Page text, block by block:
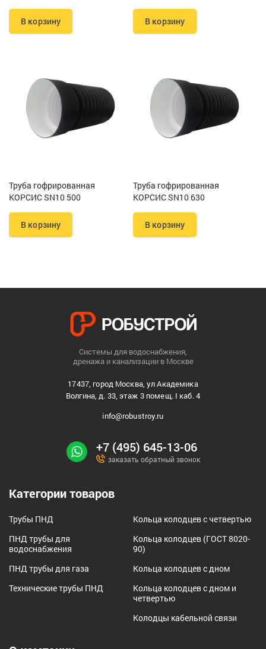
В корзину В корзину
Труба гофрированная
КОРСИС SN10 500
В корзину
Труба гофрированная
КОРСИС SN10 630
В корзину
Системы для водоснабжения,
дренажа и канализации в Москве
17437, город Москва, ул Академика
Волгина, д. 33, этаж 3 помещ. I каб. 4
info@robustroy.ru
+7 (495) 645-13-06
заказать обратный звонок
Категории товаров
Трубы ПНД
ПНД трубы для
водоснабжения
ПНД трубы для газа
Технические трубы ПНД
Кольца колодцев с четвертью
Кольца колодцев (ГОСТ 8020-
90)
Кольца колодцев с дном
Кольца колодцев с дном и
четвертью
Колодцы кабельной связи